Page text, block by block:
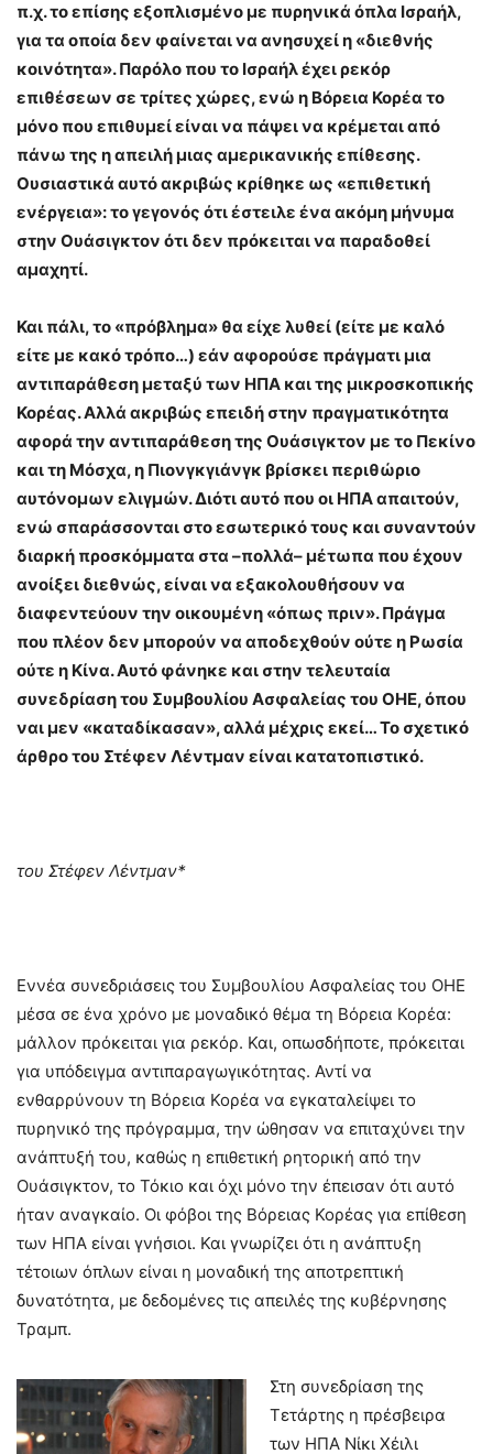
π.χ. το επίσης εξοπλισμένο με πυρηνικά όπλα Ισραήλ,
για τα οποία δεν φαίνεται να ανησυχεί η «διεθνής
κοινότητα». Παρόλο που το Ισραήλ έχει ρεκόρ
επιθέσεων σε τρίτες χώρες, ενώ η Βόρεια Κορέα το
μόνο που επιθυμεί είναι να πάψει να κρέμεται από
πάνω της η απειλή μιας αμερικανικής επίθεσης.
Ουσιαστικά αυτό ακριβώς κρίθηκε ως «επιθετική
ενέργεια»: το γεγονός ότι έστειλε ένα ακόμη μήνυμα
στην Ουάσιγκτον ότι δεν πρόκειται να παραδοθεί
αμαχητί.
Και πάλι, το «πρόβλημα» θα είχε λυθεί (είτε με καλό
είτε με κακό τρόπο…) εάν αφορούσε πράγματι μια
αντιπαράθεση μεταξύ των ΗΠΑ και της μικροσκοπικής
Κορέας. Αλλά ακριβώς επειδή στην πραγματικότητα
αφορά την αντιπαράθεση της Ουάσιγκτον με το Πεκίνο
και τη Μόσχα, η Πιονγκγιάνγκ βρίσκει περιθώριο
αυτόνομων ελιγμών. Διότι αυτό που οι ΗΠΑ απαιτούν,
ενώ σπαράσσονται στο εσωτερικό τους και συναντούν
διαρκή προσκόμματα στα –πολλά– μέτωπα που έχουν
ανοίξει διεθνώς, είναι να εξακολουθήσουν να
διαφεντεύουν την οικουμένη «όπως πριν». Πράγμα
που πλέον δεν μπορούν να αποδεχθούν ούτε η Ρωσία
ούτε η Κίνα. Αυτό φάνηκε και στην τελευταία
συνεδρίαση του Συμβουλίου Ασφαλείας του ΟΗΕ, όπου
ναι μεν «καταδίκασαν», αλλά μέχρις εκεί… Το σχετικό
άρθρο του Στέφεν Λέντμαν είναι κατατοπιστικό.
του Στέφεν Λέντμαν*
Εννέα συνεδριάσεις του Συμβουλίου Ασφαλείας του ΟΗΕ
μέσα σε ένα χρόνο με μοναδικό θέμα τη Βόρεια Κορέα:
μάλλον πρόκειται για ρεκόρ. Και, οπωσδήποτε, πρόκειται
για υπόδειγμα αντιπαραγωγικότητας. Αντί να
ενθαρρύνουν τη Βόρεια Κορέα να εγκαταλείψει το
πυρηνικό της πρόγραμμα, την ώθησαν να επιταχύνει την
ανάπτυξή του, καθώς η επιθετική ρητορική από την
Ουάσιγκτον, το Τόκιο και όχι μόνο την έπεισαν ότι αυτό
ήταν αναγκαίο. Οι φόβοι της Βόρειας Κορέας για επίθεση
των ΗΠΑ είναι γνήσιοι. Και γνωρίζει ότι η ανάπτυξη
τέτοιων όπλων είναι η μοναδική της αποτρεπτική
δυνατότητα, με δεδομένες τις απειλές της κυβέρνησης
Τραμπ.
Στη συνεδρίαση της
Τετάρτης η πρέσβειρα
των ΗΠΑ Νίκι Χέιλι